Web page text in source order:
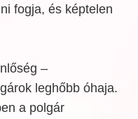
fogja, és képtelen
–
leghőbb óhaja.
a polgár